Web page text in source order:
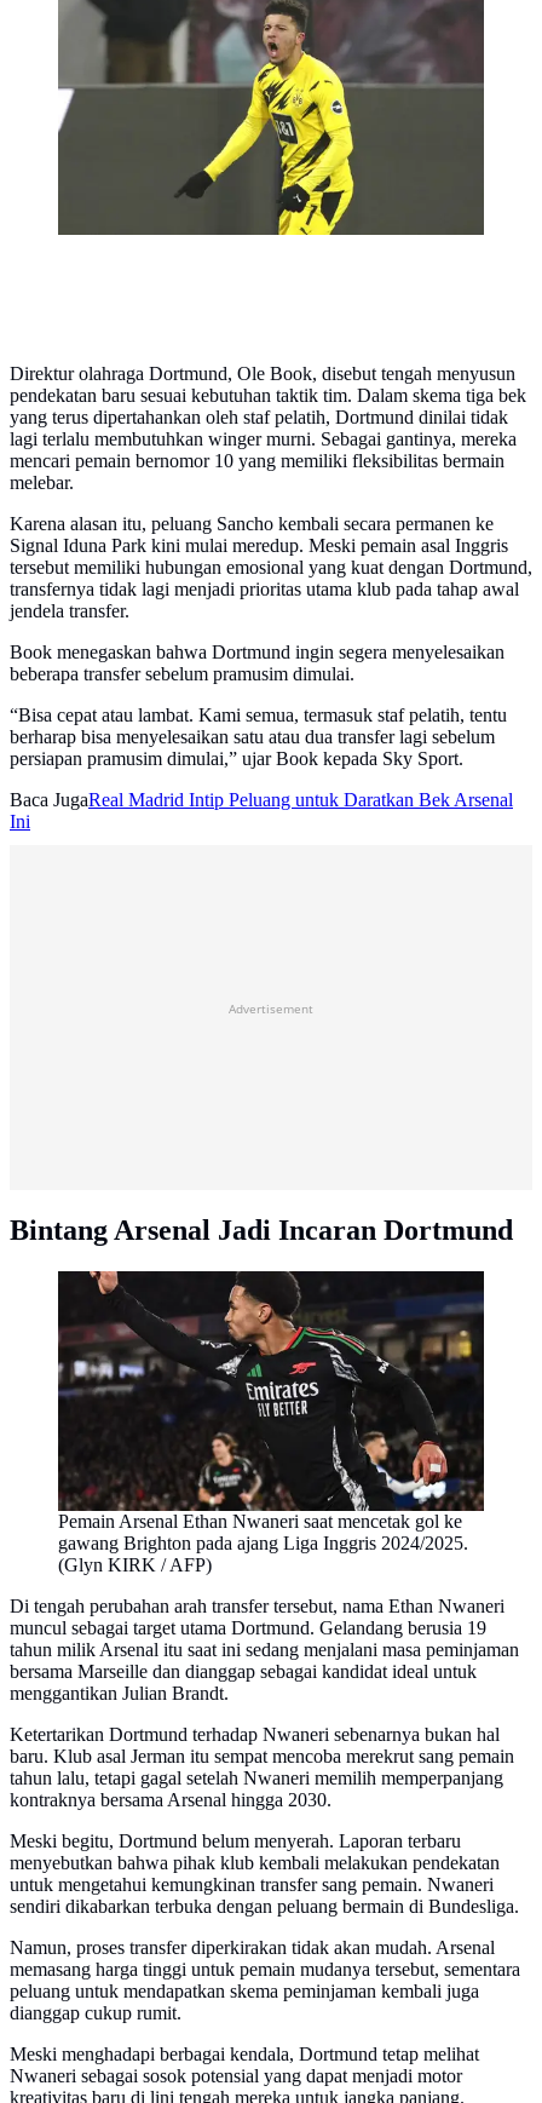
Penyerang Borussia Dortmund, Jadon Sancho,
melakukan selebrasi usai mencetak gol ke gawang RB
Leipzig pada laga Bundesliga di Stadion Red Bull
Arena, Sabtu (9/1/2021). Dortmund menang dengan
skor 3-1. (AP/Michael Sohn)
Direktur olahraga Dortmund, Ole Book, disebut tengah menyusun
pendekatan baru sesuai kebutuhan taktik tim. Dalam skema tiga bek
yang terus dipertahankan oleh staf pelatih, Dortmund dinilai tidak
lagi terlalu membutuhkan winger murni. Sebagai gantinya, mereka
mencari pemain bernomor 10 yang memiliki fleksibilitas bermain
melebar.
Karena alasan itu, peluang Sancho kembali secara permanen ke
Signal Iduna Park kini mulai meredup. Meski pemain asal Inggris
tersebut memiliki hubungan emosional yang kuat dengan Dortmund,
transfernya tidak lagi menjadi prioritas utama klub pada tahap awal
jendela transfer.
Book menegaskan bahwa Dortmund ingin segera menyelesaikan
beberapa transfer sebelum pramusim dimulai.
“Bisa cepat atau lambat. Kami semua, termasuk staf pelatih, tentu
berharap bisa menyelesaikan satu atau dua transfer lagi sebelum
persiapan pramusim dimulai,” ujar Book kepada Sky Sport.
Baca JugaReal Madrid Intip Peluang untuk Daratkan Bek Arsenal
Ini
Advertisement
Bintang Arsenal Jadi Incaran Dortmund
Pemain Arsenal Ethan Nwaneri saat mencetak gol ke
gawang Brighton pada ajang Liga Inggris 2024/2025.
(Glyn KIRK / AFP)
Di tengah perubahan arah transfer tersebut, nama Ethan Nwaneri
muncul sebagai target utama Dortmund. Gelandang berusia 19
tahun milik Arsenal itu saat ini sedang menjalani masa peminjaman
bersama Marseille dan dianggap sebagai kandidat ideal untuk
menggantikan Julian Brandt.
Ketertarikan Dortmund terhadap Nwaneri sebenarnya bukan hal
baru. Klub asal Jerman itu sempat mencoba merekrut sang pemain
tahun lalu, tetapi gagal setelah Nwaneri memilih memperpanjang
kontraknya bersama Arsenal hingga 2030.
Meski begitu, Dortmund belum menyerah. Laporan terbaru
menyebutkan bahwa pihak klub kembali melakukan pendekatan
untuk mengetahui kemungkinan transfer sang pemain. Nwaneri
sendiri dikabarkan terbuka dengan peluang bermain di Bundesliga.
Namun, proses transfer diperkirakan tidak akan mudah. Arsenal
memasang harga tinggi untuk pemain mudanya tersebut, sementara
peluang untuk mendapatkan skema peminjaman kembali juga
dianggap cukup rumit.
Meski menghadapi berbagai kendala, Dortmund tetap melihat
Nwaneri sebagai sosok potensial yang dapat menjadi motor
kreativitas baru di lini tengah mereka untuk jangka panjang.